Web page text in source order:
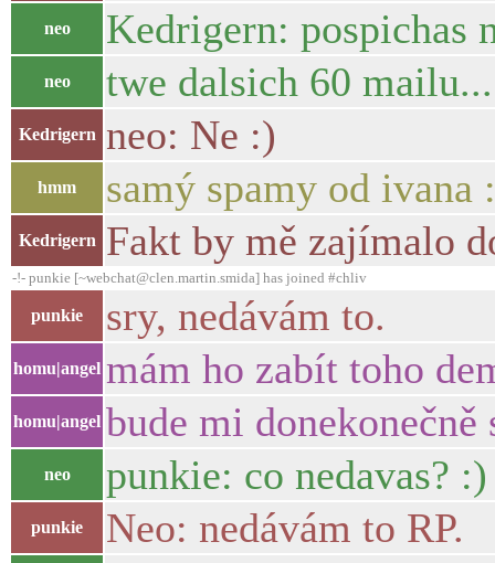
neo Kedrigern: pospichas
neo twe dalsich 60 mailu...
Kedrigern neo: Ne :)
hmm samý spamy od ivana
Kedrigern Fakt by mě zajímalo
-!- punkie [~webchat@clen.martin.smida] has joined #chliv
punkie sry, nedávám to.
homu|angel mám ho zabít toho
homu|angel bude mi
neo punkie: co nedavas? :)
punkie Neo: nedávám to RP.